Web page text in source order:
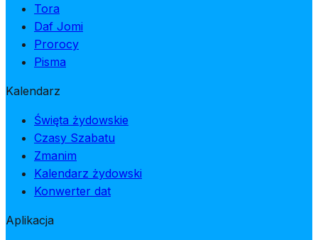
Tora
Daf Jomi
Prorocy
Pisma
Kalendarz
Święta żydowskie
Czasy Szabatu
Zmanim
Kalendarz żydowski
Konwerter dat
Aplikacja